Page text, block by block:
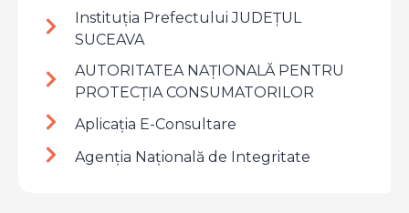
Instituția Prefectului JUDEȚUL
SUCEAVA
AUTORITATEA NAȚIONALĂ PENTRU
PROTECȚIA CONSUMATORILOR
Aplicația E-Consultare
Agenția Națională de Integritate